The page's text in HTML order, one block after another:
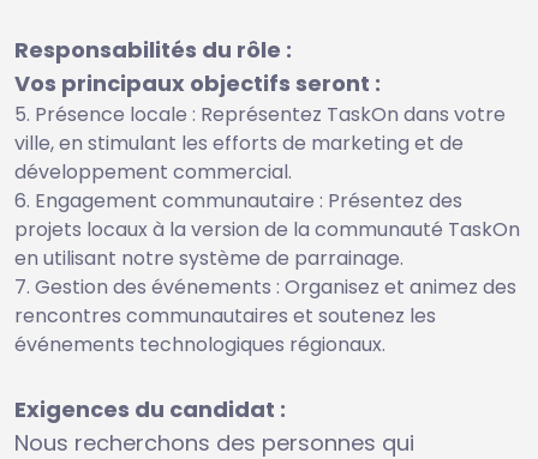
Responsabilités du rôle :
Vos principaux objectifs seront :
Présence locale : Représentez TaskOn dans votre
ville, en stimulant les efforts de marketing et de
développement commercial.
Engagement communautaire : Présentez des
projets locaux à la version de la communauté TaskOn
en utilisant notre système de parrainage.
Gestion des événements : Organisez et animez des
rencontres communautaires et soutenez les
événements technologiques régionaux.
Exigences du candidat :
Nous recherchons des personnes qui